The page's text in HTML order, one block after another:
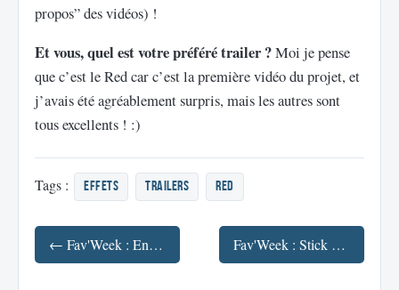
propos” des vidéos) !
Et vous, quel est votre préféré trailer ?Moi je pense
que c’est le Red car c’est la première vidéo du projet, et
j’avais été agréablement surpris, mais les autres sont
tous excellents ! :)
Tags : effets trailers red
← Fav'Week : En avant la musique ! (Facebook, Daft Punk, Waveya, 1986) Fav'Week : Stick Figure Spotlight 3, Internet sur le cerveau, Cosplay, Effets Iron Man 3 →